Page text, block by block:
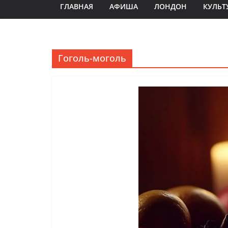
ГЛАВНАЯ АФИША ЛОНДОН
Гоголь-моголь